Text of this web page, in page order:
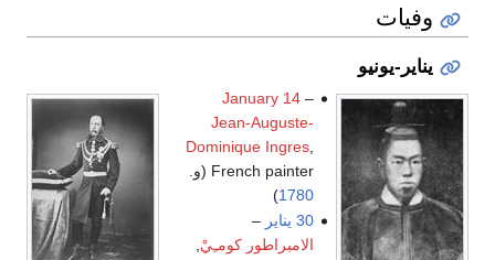
وفيات
يناير-يونيو
January 14 –
Jean-Auguste-
Dominique Ingres
French painter (و.
1780
)
30 يناير
–
الامبراطور كومـِيْ,